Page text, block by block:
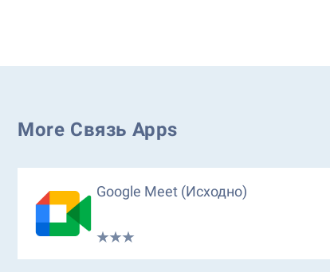
More Связь Apps
Google Meet (исходно)